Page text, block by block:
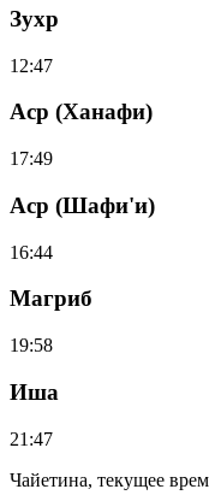
Зухр
12:47
Аср (Ханафи)
17:49
Аср (Шафи'и)
16:44
Магриб
19:58
Иша
21:47
Чайетина, текущее